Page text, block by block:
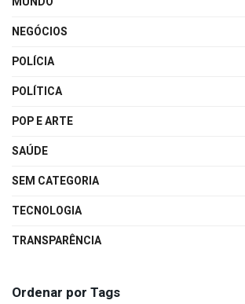
NEGÓCIOS
POLÍCIA
POLÍTICA
POP E ARTE
SAÚDE
SEM CATEGORIA
TECNOLOGIA
TRANSPARÊNCIA
Ordenar por Tags